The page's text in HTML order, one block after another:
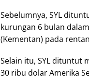
Sebelumnya, SYL
kurungan 6 bulan
(Kementan) pada
Selain itu, SYL dituntut
30 ribu dolar Amerika